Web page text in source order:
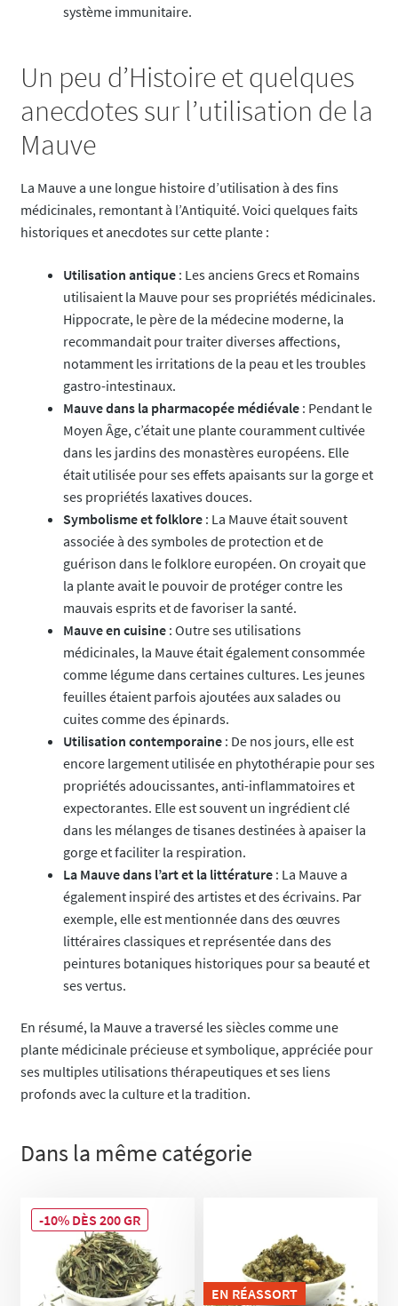
système immunitaire.
Un peu d’Histoire et quelques
anecdotes sur l’utilisation de la
Mauve
La Mauve a une longue histoire d’utilisation à des fins
médicinales, remontant à l’Antiquité. Voici quelques faits
historiques et anecdotes sur cette plante :
Utilisation antique: Les anciens Grecs et Romains
utilisaient la Mauve pour ses propriétés médicinales.
Hippocrate, le père de la médecine moderne, la
recommandait pour traiter diverses affections,
notamment les irritations de la peau et les troubles
gastro-intestinaux.
Mauve dans la pharmacopée médiévale: Pendant le
Moyen Âge, c’était une plante couramment cultivée
dans les jardins des monastères européens. Elle
était utilisée pour ses effets apaisants sur la gorge et
ses propriétés laxatives douces.
Symbolisme et folklore: La Mauve était souvent
associée à des symboles de protection et de
guérison dans le folklore européen. On croyait que
la plante avait le pouvoir de protéger contre les
mauvais esprits et de favoriser la santé.
Mauve en cuisine: Outre ses utilisations
médicinales, la Mauve était également consommée
comme légume dans certaines cultures. Les jeunes
feuilles étaient parfois ajoutées aux salades ou
cuites comme des épinards.
Utilisation contemporaine: De nos jours, elle est
encore largement utilisée en phytothérapie pour ses
propriétés adoucissantes, anti-inflammatoires et
expectorantes. Elle est souvent un ingrédient clé
dans les mélanges de tisanes destinées à apaiser la
gorge et faciliter la respiration.
La Mauve dans l’art et la littérature: La Mauve a
également inspiré des artistes et des écrivains. Par
exemple, elle est mentionnée dans des œuvres
littéraires classiques et représentée dans des
peintures botaniques historiques pour sa beauté et
ses vertus.
En résumé, la Mauve a traversé les siècles comme une
plante médicinale précieuse et symbolique, appréciée pour
ses multiples utilisations thérapeutiques et ses liens
profonds avec la culture et la tradition.
Dans la même catégorie
-10% DÈS 200 GR
EN RÉASSORT